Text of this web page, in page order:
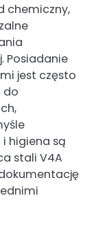
chemiczny,
Posiadanie
jest często
do
higiena są
stali V4A